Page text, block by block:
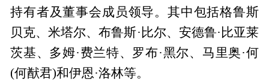
持有者及董事会成员领导。其中包括格鲁斯
贝克、米塔尔、布鲁斯·比尔、安德鲁·比亚莱
茨基、多姆·费兰特、罗布·黑尔、马里奥·何
(何猷君)和伊恩·洛林等。